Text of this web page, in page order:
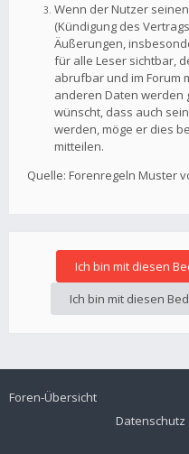
Wenn der Nutzer
(Kündigung des
Äußerungen,
für alle Leser sichtbar,
abrufbar und im Forum
anderen Daten werden
wünscht, dass auch
werden, möge er dies
mitteilen.
Quelle: Forenregeln Muster
Foren-Übersicht
Datenschutz